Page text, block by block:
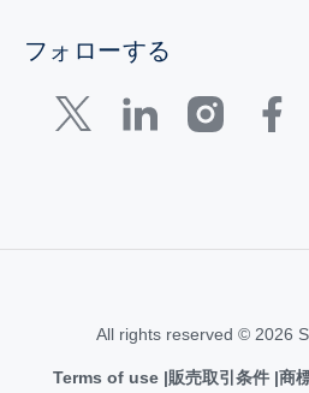
フォローする
All rights reserved © 2026
Terms of use 販売取引条件 商